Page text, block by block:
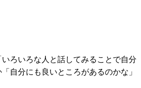
ろいろな人と話してみることで自分
自分にも良いところがあるのかな」